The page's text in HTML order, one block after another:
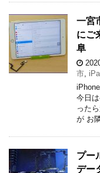
一宮
にご
阜
市,
今日
った
が お
プー
デー